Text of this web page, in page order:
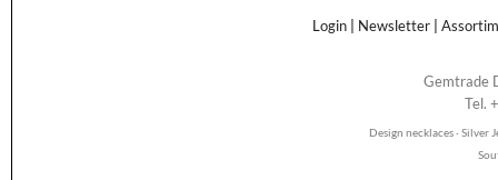
Login Newsletter
Gemtrade
Tel.
Design necklaces · Silver